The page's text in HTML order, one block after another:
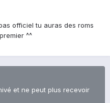
officiel tu auras des roms
^^
et ne peut plus recevoir